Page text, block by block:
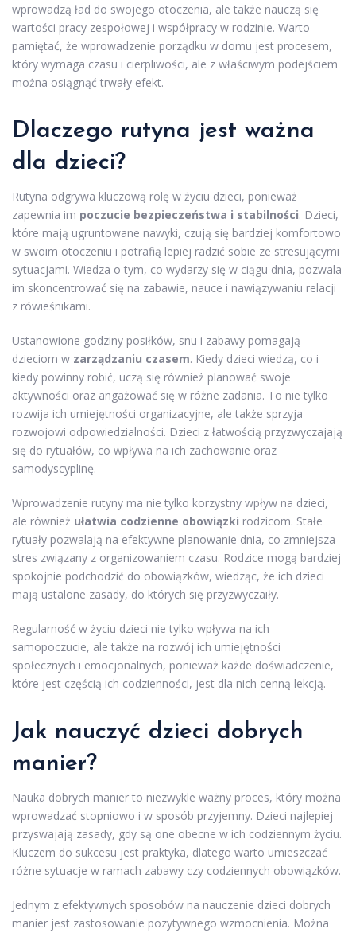
wprowadzą ład do swojego otoczenia, ale także nauczą się
wartości pracy zespołowej i współpracy w rodzinie. Warto
pamiętać, że wprowadzenie porządku w domu jest procesem,
który wymaga czasu i cierpliwości, ale z właściwym podejściem
można osiągnąć trwały efekt.
Dlaczego rutyna jest ważna
dla dzieci?
Rutyna odgrywa kluczową rolę w życiu dzieci, ponieważ
zapewnia im poczucie bezpieczeństwa i stabilności. Dzieci,
które mają ugruntowane nawyki, czują się bardziej komfortowo
w swoim otoczeniu i potrafią lepiej radzić sobie ze stresującymi
sytuacjami. Wiedza o tym, co wydarzy się w ciągu dnia, pozwala
im skoncentrować się na zabawie, nauce i nawiązywaniu relacji
z rówieśnikami.
Ustanowione godziny posiłków, snu i zabawy pomagają
dzieciom w zarządzaniu czasem. Kiedy dzieci wiedzą, co i
kiedy powinny robić, uczą się również planować swoje
aktywności oraz angażować się w różne zadania. To nie tylko
rozwija ich umiejętności organizacyjne, ale także sprzyja
rozwojowi odpowiedzialności. Dzieci z łatwością przyzwyczajają
się do rytuałów, co wpływa na ich zachowanie oraz
samodyscyplinę.
Wprowadzenie rutyny ma nie tylko korzystny wpływ na dzieci,
ale również ułatwia codzienne obowiązki rodzicom. Stałe
rytuały pozwalają na efektywne planowanie dnia, co zmniejsza
stres związany z organizowaniem czasu. Rodzice mogą bardziej
spokojnie podchodzić do obowiązków, wiedząc, że ich dzieci
mają ustalone zasady, do których się przyzwyczaiły.
Regularność w życiu dzieci nie tylko wpływa na ich
samopoczucie, ale także na rozwój ich umiejętności
społecznych i emocjonalnych, ponieważ każde doświadczenie,
które jest częścią ich codzienności, jest dla nich cenną lekcją.
Jak nauczyć dzieci dobrych
manier?
Nauka dobrych manier to niezwykle ważny proces, który można
wprowadzać stopniowo i w sposób przyjemny. Dzieci najlepiej
przyswajają zasady, gdy są one obecne w ich codziennym życiu.
Kluczem do sukcesu jest praktyka, dlatego warto umieszczać
różne sytuacje w ramach zabawy czy codziennych obowiązków.
Jednym z efektywnych sposobów na nauczenie dzieci dobrych
manier jest zastosowanie pozytywnego wzmocnienia. Można